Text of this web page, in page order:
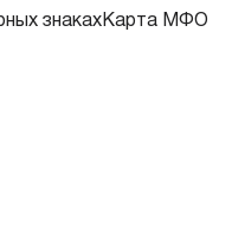
знаках Карта МФО